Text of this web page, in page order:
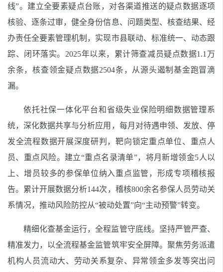
线”。建立全要素疑点台账，对各渠道推送的疑点数据逐项
核验、逐条过审，健全身份信息、问题类型、核查结果、经
办责任全要素管理机制，实现市县联动、标准统一、动态跟
踪、闭环落实。2025年以来，累计筛查减员疑点数据1.1万
余条，核查领金疑点数据2504条，从源头遏制基金跑冒滴
漏。
依托社保一体化平台和省级失业保险明细数据管理系
统，深化数据共享与分析应用，每月对待遇申领、发放、停
发全流程数据开展深度研判，靶向锁定重点单位、重点人
员、重点风险。建立“重点名录清单”，将月新增领金5人以
上、增员较多的参保单位纳入重点监管，形成专项稽核报
告。累计开展数据分析144次，稽核800余名参保人员劳动关
系情况，推动风险防控从“被动处置”向“主动预警”转变。
精细化查基金运行，全程监管守底线。坚持严管严查、
精准发力，以全流程基金监管筑牢安全屏障。聚焦劳务派遣
机构人员流动大、劳动关系复杂、异常领金多发等突出问